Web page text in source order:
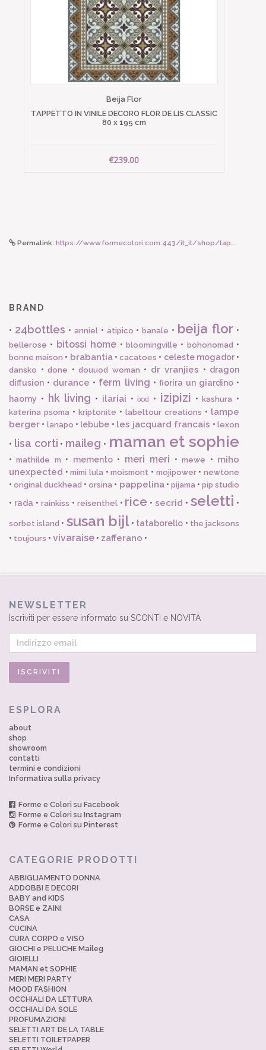
Beija Flor
TAPPETTO IN VINILE DECORO FLOR DE LIS CLASSIC
80 x 195 cm
€239.00
Permalink: https://www.formecolori.com:443/it_it/shop/tappeti_beija_flor/armenian/beija_flor_tappetto_in_vinile_decoro_armenian_eclectic_120_x_195_cm/5086
BRAND
• 24bottles • anniel• atipico •banale • beija flor •
bellerose • bitossi home • bloomingville • bohonomad •
bonne maison • brabantia•cacatoes • celeste mogador•
dansko • done • douuod woman • dr vranjies • dragon
diffusion • durance • ferm living • fiorira un giardino•
haomy • hk living • ilariai •ixxi • izipizi •kashura •
katerina psoma • kriptonite • labeltour creations • lampe
berger • lanapo • lebube • les jacquard francais •lexon
• lisa corti • maileg • maman et sophie
•mathilde m • memento• meri meri •mewe • miho
unexpected •mimi lula •moismont • mojipower•newtone
•original duckhead •orsina • pappelina• pijama • pip studio
• rada • rainkiss • reisenthel• rice •secrid •seletti •
sorbet island • susan bijl• tataborello • the jacksons
• toujours • vivaraise • zafferano •
NEWSLETTER
Iscriviti per essere informato su SCONTI e NOVITÀ
ESPLORA
about
shop
showroom
contatti
termini e condizioni
Informativa sulla privacy
Forme e Colori su Facebook
Forme e Colori su Instagram
Forme e Colori su Pinterest
CATEGORIE PRODOTTI
ABBIGLIAMENTO DONNA
ADDOBBI E DECORI
BABY and KIDS
BORSE e ZAINI
CASA
CUCINA
CURA CORPO e VISO
GIOCHI e PELUCHE Maileg
GIOIELLI
MAMAN et SOPHIE
MERI MERI PARTY
MOOD FASHION
OCCHIALI DA LETTURA
OCCHIALI DA SOLE
PROFUMAZIONI
SELETTI ART DE LA TABLE
SELETTI TOILETPAPER